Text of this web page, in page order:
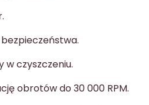
w czyszczeniu.
obrotów do 30 000 RPM.